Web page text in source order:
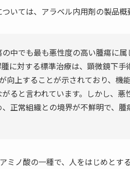
いては、アラベル内用剤の製品概
中でも最も悪性度の高い腫瘍に
に対する標準治療は、顕微鏡下
向上することが示されており、機
ると言われています。しかし、
正常組織との境界が不鮮明で、
ミノ酸の一種で、人をはじめとす